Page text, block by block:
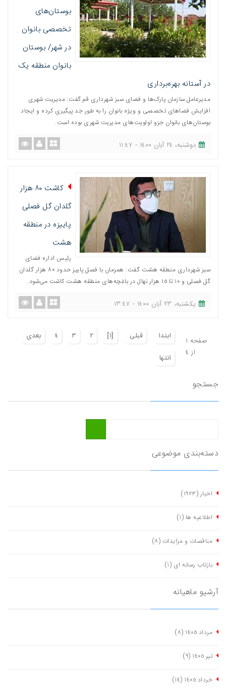
بوستان‌های
تخصصی بانوان
در شهر/ بوستان
بانوان منطقه یک
در آستانه بهره‌برداری
مدیرعامل سازمان پارک‌ها و فضای سبز شهرداری قم گفت: مدیریت شهری
افزایش فضاهای تخصصی و ویژه بانوان را به طور جد پیگیری کرده و ایجاد
بوستان‌های بانوان جزو اولویت‌های مدیریت شهری بوده است.
دوشنبه، ٢٤ آبان ١٤٠٠ - ١١:٤٧
کاشت ٨٠ هزار
گلدان گل فصلی
پاییزه در منطقه
هشت
رئیس اداره فضای
سبز شهرداری منطقه هشت گفت: همزمان با فصل پاییز حدود ٨٠ هزار گلدان
گل فصلی و ١٠ تا ١٥ هزار نهال در باغچه‌های منطقه هشت کاشت می‌شود.
یکشنبه، ٢٣ آبان ١٤٠٠ - ١٣:٤٧
صفحه ١
از ٤
ابتدا قبلی [١] ٢ ٣ ٤
بعدی
انتها
جستجو
دسته‌بندی موضوعی
اخبار(١٩٢٣)
اطلاعیه ها (١)
مناقصات و مزایدات (٨)
بازتاب رسانه ای (١)
آرشیو ماهیانه
مرداد ١٤٠٥ (٨)
تیر ١٤٠٥ (٩)
خرداد ١٤٠٥ (١٤)